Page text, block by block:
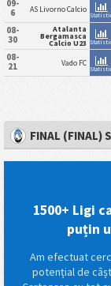
09-
6
AS Livorno Calcio
08-
30
Atalanta
Bergamasca
Calcio U23
08-
21
Vado FC
FINAL (FINAL)
1500+ Ligi
puțin
Am efectuat
potențial de